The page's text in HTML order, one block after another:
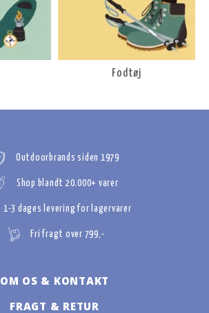
Fodtøj
Outdoorbrands siden 1979
Shop blandt 20.000+ varer
1-3 dages levering for lagervarer
Fri fragt over 799,-
OM OS & KONTAKT
FRAGT & RETUR